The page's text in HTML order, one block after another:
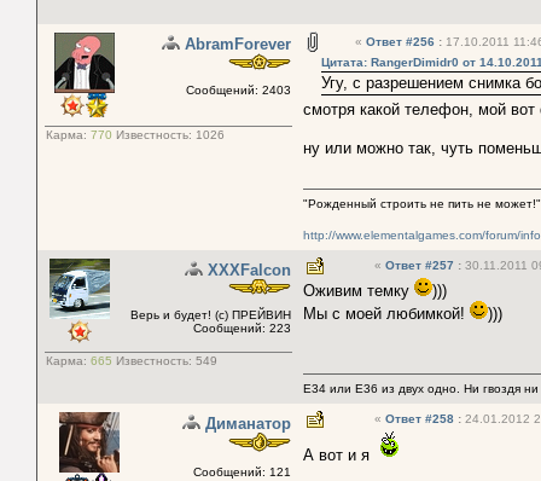
AbramForever
Сообщений: 2403
Карма: 770 Известность: 1026
« Ответ #256 : 17.10.2011
Цитата: RangerDimidr0 от
Угу, с разрешением снимка
смотря какой телефон, мой
ну или можно так, чуть
"Рожденный строить не пить не может!"
http://www.elementalgames.com/forum/
XХXFalcon
Верь и будет! (с) ПРЕЙВИН
Сообщений: 223
Карма: 665 Известность: 549
« Ответ #257 : 30.11.2011
Оживим темку
)))
Мы с моей любимкой!
)))
E34 или E36 из двух одно. Ни гвоздя
Диманатор
Сообщений: 121
« Ответ #258 : 24.01.2012
А вот и я